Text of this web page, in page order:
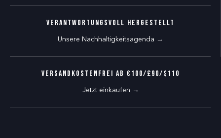
Verantwortungsvoll hergestellt
Unsere Nachhaltigkeitsagenda →
VERSANDKOSTENFREI AB €100/£90/$110
Jetzt einkaufen →